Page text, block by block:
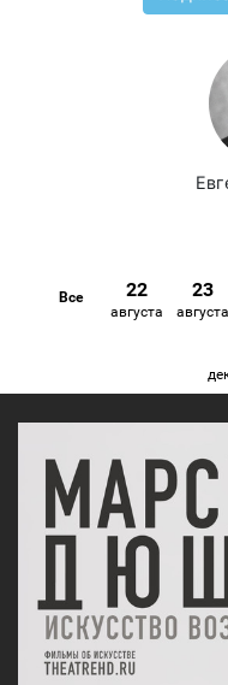
Все 22
августа
23
августа